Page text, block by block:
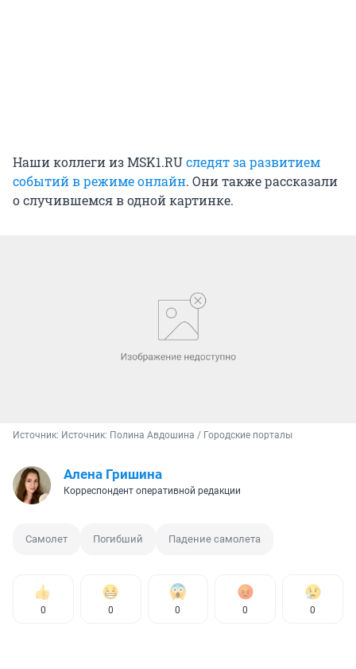
Наши коллеги из MSK1.RUследят за развитием
событий в режиме онлайн. Они также рассказали
о случившемся в одной картинке.
Источник: Источник: Полина Авдошина / Городские порталы
Алена Гришина
Корреспондент оперативной редакции
Самолет Погибший Падение самолета
0 0 0 0 0